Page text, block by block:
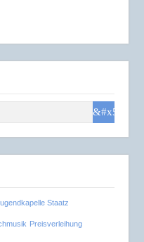
Staatz
Preisverleihung